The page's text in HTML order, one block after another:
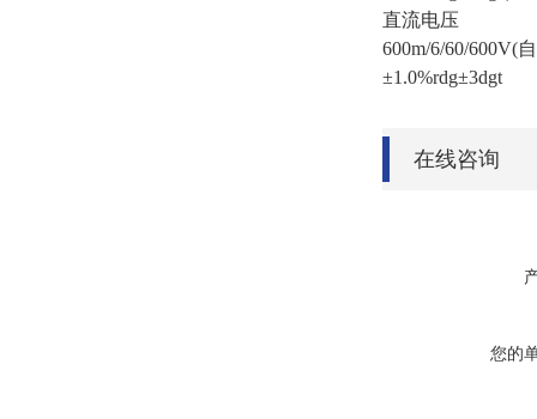
直流电压
600m/6/60/600V(
±1.0%rdg±3dgt
在线咨询
您的